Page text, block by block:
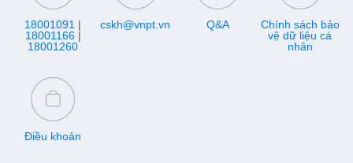
18001091 |
18001166|
18001260
cskh@vnpt.vn Q&A
Chính sách bảo
vệ dữ liệu cá
nhân
Điều khoản